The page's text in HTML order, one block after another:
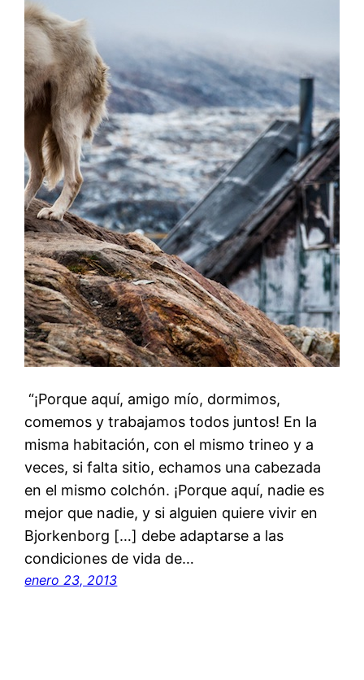
‪ ‪“¡Porque aquí, amigo mío, dormimos,
comemos y trabajamos todos juntos! En la
misma habitación, con el mismo trineo y a
veces, si falta sitio, echamos una cabezada
en el mismo colchón. ¡Porque aquí, nadie es
mejor que nadie, y si alguien quiere vivir en
Bjorkenborg […] debe adaptarse a las
condiciones de vida de…
enero 23, 2013